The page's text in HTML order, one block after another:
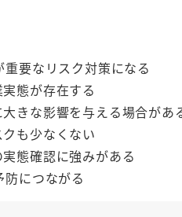
要なリスク対策になる
態が存在する
きな影響を与える場合があ
も少なくない
態確認に強みがある
につながる